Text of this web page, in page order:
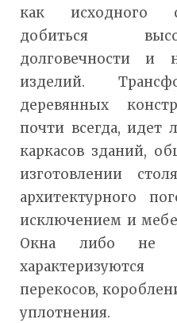
как исходного
добиться
долговечности и
изделий.
деревянных
почти всегда, идет
каркасов зданий,
изготовлении
архитектурного
исключением и
Окна либо не
перекосов,
уплотнения.